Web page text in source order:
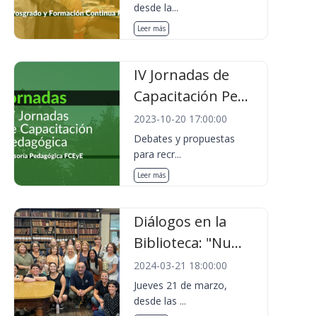
desde la...
Leer más
IV Jornadas de
Capacitación Pe...
2023-10-20 17:00:00
Debates y propuestas
para recr...
Leer más
Diálogos en la
Biblioteca: "Nu...
2024-03-21 18:00:00
Jueves 21 de marzo,
desde las ...